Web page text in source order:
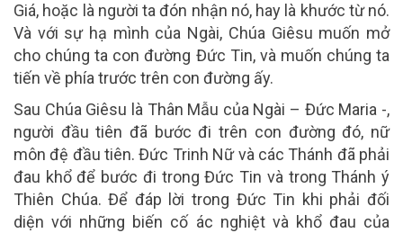
Giá, hoặc là người ta đón nhận nó, hay là khước từ nó.
Và với sự hạ mình của Ngài, Chúa Giêsu muốn mở
cho chúng ta con đường Đức Tin, và muốn chúng ta
tiến về phía trước trên con đường ấy.
Sau Chúa Giêsu là Thân Mẫu của Ngài – Đức Maria -,
người đầu tiên đã bước đi trên con đường đó, nữ
môn đệ đầu tiên. Đức Trinh Nữ và các Thánh đã phải
đau khổ để bước đi trong Đức Tin và trong Thánh ý
Thiên Chúa. Để đáp lời trong Đức Tin khi phải đối
diện với những biến cố ác nghiệt và khổ đau của